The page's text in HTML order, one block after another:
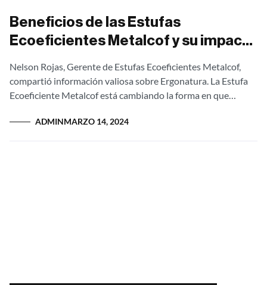
Beneficios de las Estufas
Ecoeficientes Metalcof y su impacto
Nelson Rojas, Gerente de Estufas Ecoeficientes Metalcof,
compartió información valiosa sobre Ergonatura. La Estufa
Ecoeficiente Metalcof está cambiando la forma en que
ADMINMARZO 14, 2024